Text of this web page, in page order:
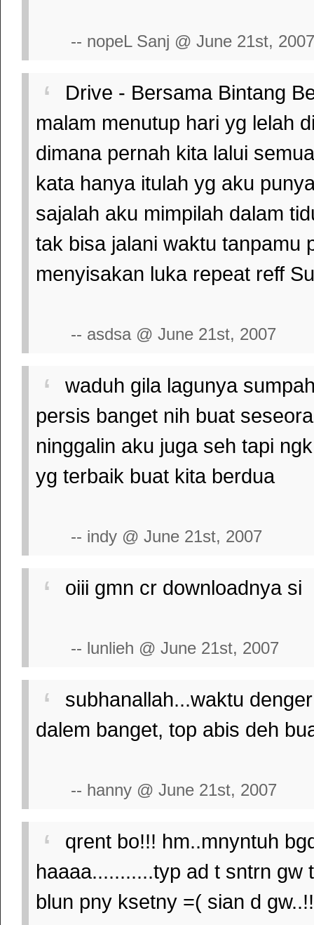
-- nopeL Sanj @ June 21st, 2007
Drive - Bersama Bintang
malam menutup hari yg lelah
dimana pernah kita lalui
kata hanya itulah yg aku
sajalah aku mimpilah dalam
tak bisa jalani waktu tanpamu
menyisakan luka repeat reff
-- asdsa @ June 21st, 2007
waduh gila lagunya
persis banget nih buat
ninggalin aku juga seh tapi
yg terbaik buat kita berdua
-- indy @ June 21st, 2007
oiii gmn cr downloadnya si
-- lunlieh @ June 21st, 2007
subhanallah...waktu
dalem banget, top abis deh
-- hanny @ June 21st, 2007
qrent bo!!! hm..mnyntuh
haaaa...........typ ad t sntrn gw
blun pny ksetny =( sian d